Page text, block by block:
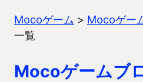
Mocoゲーム > Mocoゲー
一覧
Mocoゲームブ